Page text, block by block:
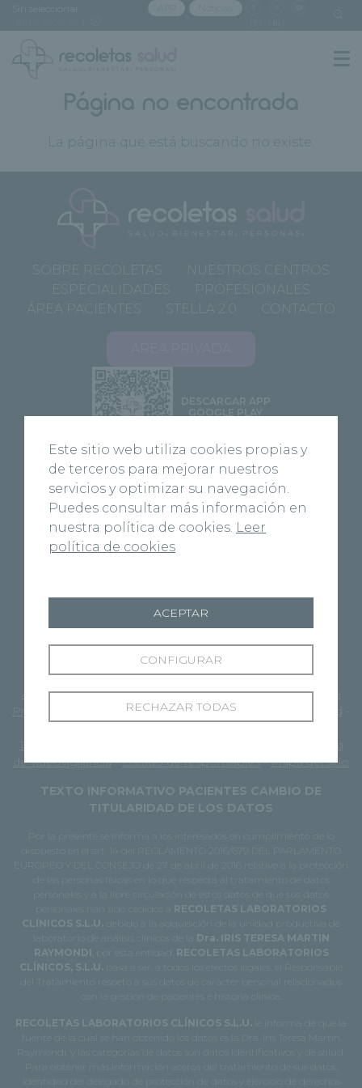
Página no encontrada
La página que está buscando no existe.
SOBRE RECOLETAS
NUESTROS CENTROS
ESPECIALIDADES
PROFESIONALES
ÁREA PACIENTES
STELLA 2.0 CONTACTO
DESCARGAR APP
GOOGLE PLAY
DESCARGAR APP
APPLE STORE
© 2026 Recoletas Red Hospitalaria
Avisos Legales-Protección datos pacientes-Política de
Política de cookies- Compromiso de igualdad
de videovigilancia-Listado de responsables-Mapa del sitio
TEXTO INFORMATIVO PACIENTES CAMBIO DE
TITULARIDAD DE LOS DATOS
Por la presente se informa a los interesados en cumplimiento de lo
dispuesto en el art. 14 del REGLAMENTO 2016/679 DEL PARLAMENTO
EUROPEO Y DEL CONSEJO de 27 de abril de 2016 relativo a la protección
de las personas físicas en lo que respecta al tratamiento de datos
personales y a la libre circulación de estos datos de que sus datos
RECOLETAS LABORATORIOS
CLÍNICOS S.L.U.
debido a la adquisición de la unidad productiva de
laboratorio de análisis clínicos de la Dra. IRIS TERESA MARTIN
RAYMONDI , por esta entidad. RECOLETAS LABORATORIOS
CLÍNICOS, S.L.U.
pasa a ser, a todos los efectos legales, el Responsable
del Tratamiento respeto a sus datos de carácter personal relacionados
con la gestión de pacientes e historia clínica.
RECOLETAS LABORATORIOS CLÍNICOS S.L.U.
le informa de que la
fuente de la cual se han obtenido los datos es la Dra. Iris Teresa Martín
Raymondi, y las categorías de datos son datos identificativos y de salud.
Para obtener más información acerca del tratamiento de sus datos,
identidad del delegado de protección de datos y ejercicio de derechos
Este sitio web utiliza cookies propias y
de terceros para mejorar nuestros
servicios y optimizar su navegación.
Puedes consultar más información en
nuestra política de cookies. Leer
política de cookies
RECHAZAR TODAS
CONFIGURAR
ACEPTAR